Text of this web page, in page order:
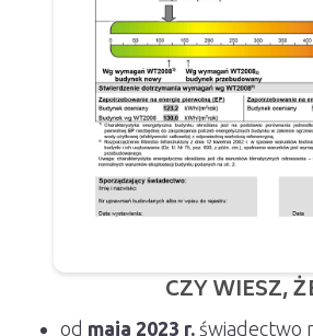
CZY WIESZ,
od maja 2023 r. świadectwo